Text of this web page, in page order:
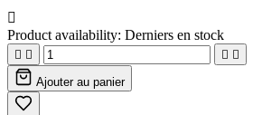

Product availability: Derniers en stock
   
Ajouter au panier